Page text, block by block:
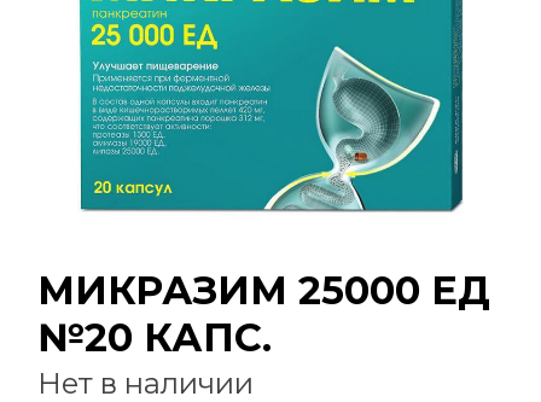
МИКРАЗИМ 25000 ЕД
№20 КАПС.
Нет в наличии